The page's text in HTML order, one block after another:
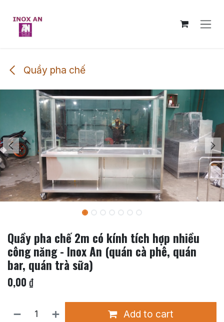
Quầy pha chế
Quầy pha chế 2m có kính tích hợp nhiều
công năng - Inox An (quán cà phê, quán
bar, quán trà sữa)
0,00 ₫
Add to cart